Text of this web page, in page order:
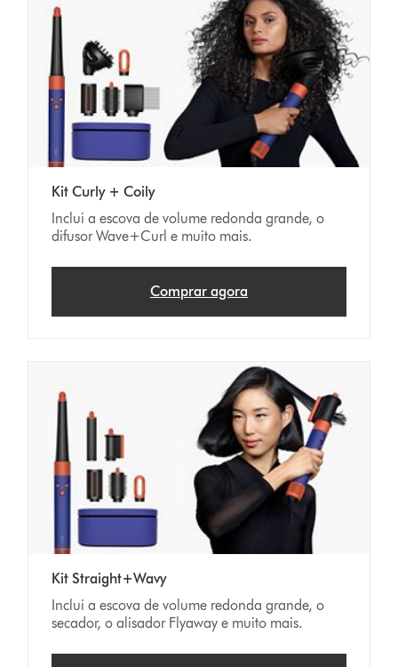
Kit Curly + Coily
Inclui a escova de volume redonda grande, o
difusor Wave+Curl e muito mais.
Comprar agora
Kit Straight+Wavy
Inclui a escova de volume redonda grande, o
secador, o alisador Flyaway e muito mais.